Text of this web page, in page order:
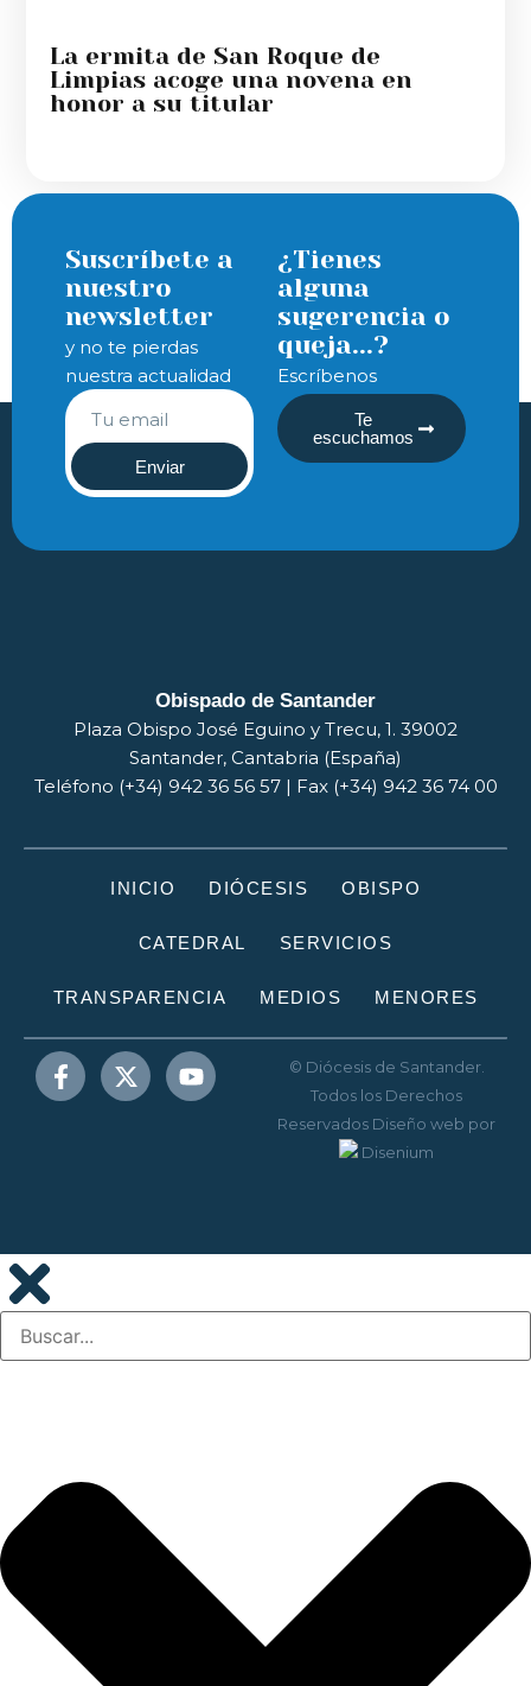
La ermita de San Roque de
Limpias acoge una novena en
honor a su titular
Suscríbete a
nuestro
newsletter
y no te pierdas
nuestra actualidad
Enviar
¿Tienes
alguna
sugerencia o
queja...?
Escríbenos
Te
escuchamos
Obispado de Santander
Plaza Obispo José Eguino y Trecu, 1. 39002
Santander, Cantabria (España)
Teléfono (+34) 942 36 56 57 | Fax (+34) 942 36 74 00
INICIO DIÓCESIS OBISPO
CATEDRAL SERVICIOS
TRANSPARENCIA MEDIOS MENORES
© Diócesis de Santander.
Todos los Derechos
Reservados Diseño web por
Disenium